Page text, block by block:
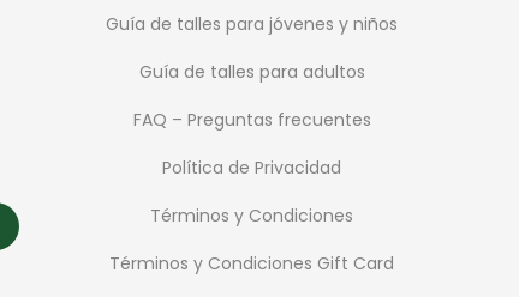
Guía de talles para jóvenes y niños
Guía de talles para adultos
FAQ – Preguntas frecuentes
Política de Privacidad
Términos y Condiciones
Términos y Condiciones Gift Card